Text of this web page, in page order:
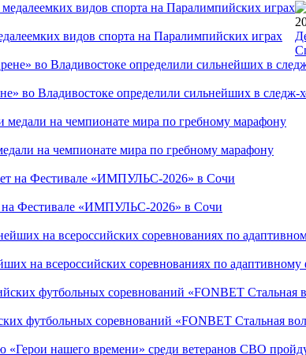
видов спорта на Паралимпийских играх
во Владивостоке определили сильнейших в следж-
на чемпионате мира по гребному марафону
на Фестивале «ИМПУЛЬС-2026» в Сочи
на всероссийских соревнованиях по
футбольных соревнований «FONBET Стальная